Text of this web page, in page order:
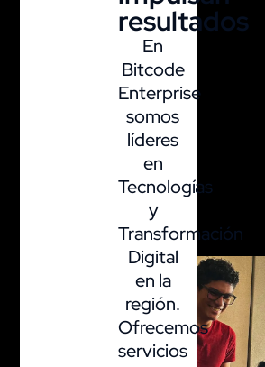
resultados
En
Bitcode
Enterprise
somos
líderes
en
Tecnologías
y
Transformación
Digital
en la
región.
Ofrecemos
servicios